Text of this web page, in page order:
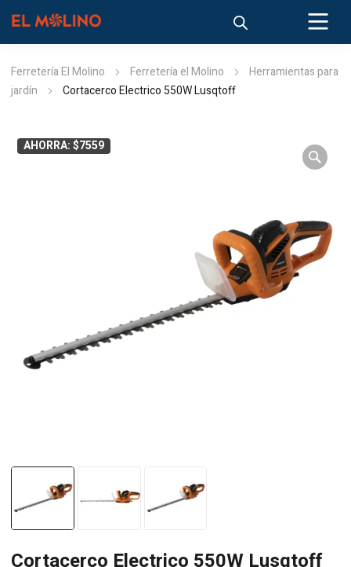
Ferretería El Molino Ferretería el Molino
Herramientas para
jardín
Cortacerco Electrico 550W Lusqtoff
AHORRA: $7559
Cortacerco Electrico 550W Lusqtoff